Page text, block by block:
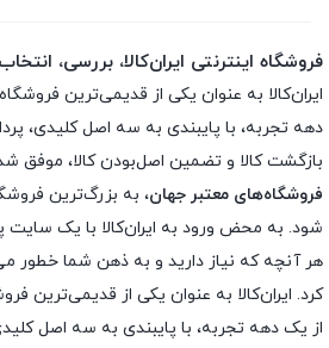
فروشگاه اینترنتی ایران‌کالا، بررسی،
ایران‌کالا به عنوان یکی از قدیمی‌ترین
بازگشت کالا و تضمین اصل‌بودن کالا، موفق
فروشگاه‌های معتبر جهان، به بزرگ‌ترین
شود. به محض ورود به ایران‌کالا با یک سایت
هر آنچه که نیاز دارید و به ذهن شما خطور
کرد. ایران‌کالا به عنوان یکی از قدیمی‌ترین